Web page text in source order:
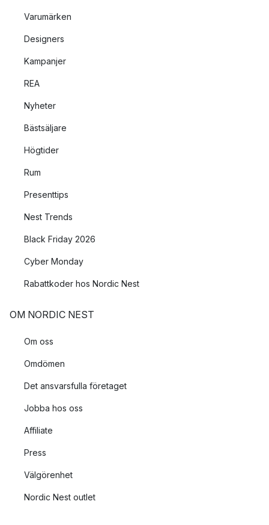
Varumärken
Designers
Kampanjer
REA
Nyheter
Bästsäljare
Högtider
Rum
Presenttips
Nest Trends
Black Friday 2026
Cyber Monday
Rabattkoder hos Nordic Nest
OM NORDIC NEST
Om oss
Omdömen
Det ansvarsfulla företaget
Jobba hos oss
Affiliate
Press
Välgörenhet
Nordic Nest outlet